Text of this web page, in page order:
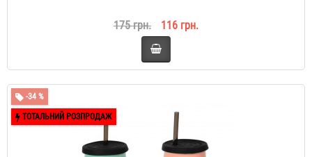
175 грн. 116 грн.
-34 %
ТОТАЛЬНИЙ РОЗПРОДАЖ